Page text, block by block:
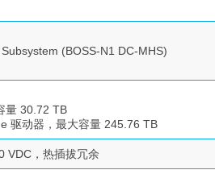
(BOSS-N1 DC-MHS)
量 30.72 TB
驱动器，最大容量 245.76 TB
VDC，热插拔冗余